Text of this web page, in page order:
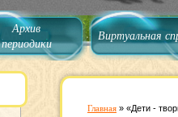
Архив
периодики
Виртуальная
Главная » «Дети -